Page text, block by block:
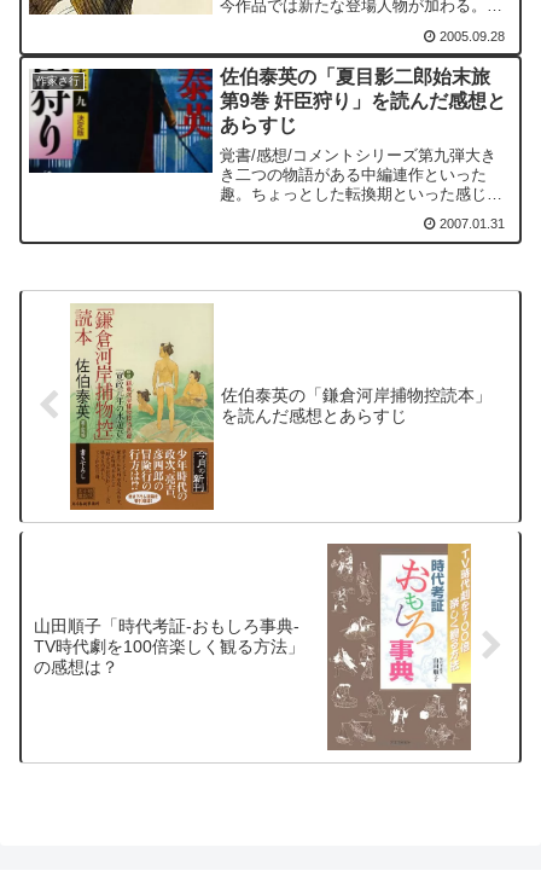
今作品では新たな登場人物が加わる。半
蟀小三郎は三一長屋で狐目の女の子分や
血洗いノ鮫五郎の件、島帰りの佐七の件
で半次を助けることにな...
2005.09.28
作家さ行
佐伯泰英の「夏目影二郎始末旅
第9巻 奸臣狩り」を読んだ感想と
あらすじ
覚書/感想/コメントシリーズ第九弾大き
き二つの物語がある中編連作といった
趣。ちょっとした転換期といった感じで
影二郎一行が、国定忠治捕縛に関連した
2007.01.31
佐伯泰英の「鎌倉河岸捕物控読本」
を読んだ感想とあらすじ
山田順子「時代考証-おもしろ事典-
TV時代劇を100倍楽しく観る方法」
の感想は？